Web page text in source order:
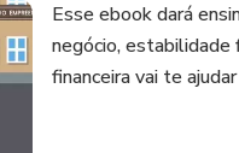
Esse ebook dará
negócio, estabilidade
financeira vai te